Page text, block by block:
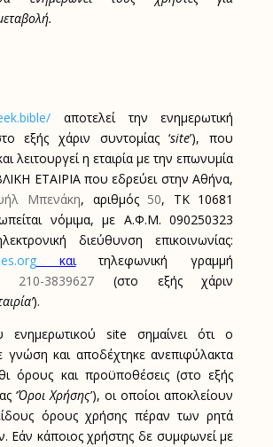
αποτελεί την ενημερωτική
εξής χάριν συντομίας ‘site’), που
λειτουργεί η εταιρία με την επωνυμία
ΕΤΑΙΡΙΑ που εδρεύει στην Αθήνα,
Μπενάκη, αριθμός 50, ΤΚ 10681
νόμιμα, με Α.Φ.Μ. 090250323
διεύθυνση επικοινωνίας:
.orgκαιτηλεφωνική γραμμή
210-3839627 (στο εξής χάριν
).
ενημερωτικούsite σημαίνει ότι ο
γνώση και αποδέχτηκε ανεπιφύλακτα
όρους και προϋποθέσεις (στο εξής
‘Όροι Χρήσης’), οι οποίοι αποκλείουν
όρους χρήσης πέραν των ρητά
Εάν κάποιος χρήστης δε συμφωνεί με